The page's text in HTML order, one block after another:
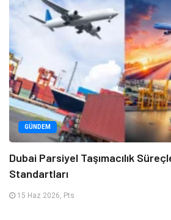
GÜNDEM
Dubai Parsiyel Taşımacılık
Standartları
15 Haz 2026, Pts